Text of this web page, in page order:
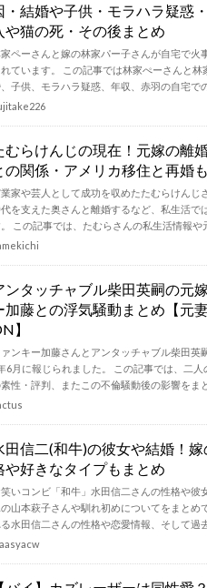
・結婚や子供・モラハラ疑惑
や猫の死・その後まとめ
ペーさんと嫁の林家パー子さんが自宅で火
ています。 この記事では林家ぺーさんと
子供、モラハラ疑惑、年収、赤羽の自宅で
むらけんじの現在！元嫁の離
の関係・アメリカ移住と再婚
家や芸人として成功を収めたたむらけんじ
を支えた奥さんと離婚するなど、私生活で
この記事では、たむらさんの私生活情報や
ンタッチャブル柴田英嗣の元
加藤との浮気騒動まとめ【元
】
ンキー加藤さんとアンタッチャブル柴田英
6月に報じられました。 この記事では、二
性・評判、またこの不倫騒動後の影響をま
田信二(和牛)の彼女や結婚！
や好きなタイプもまとめ
いコンビ「和牛」水田信二さんの性格や彼
山本萩子さんや馴れ初めについてをまとめ
水田信二さんの性格や恋愛情報、そして過